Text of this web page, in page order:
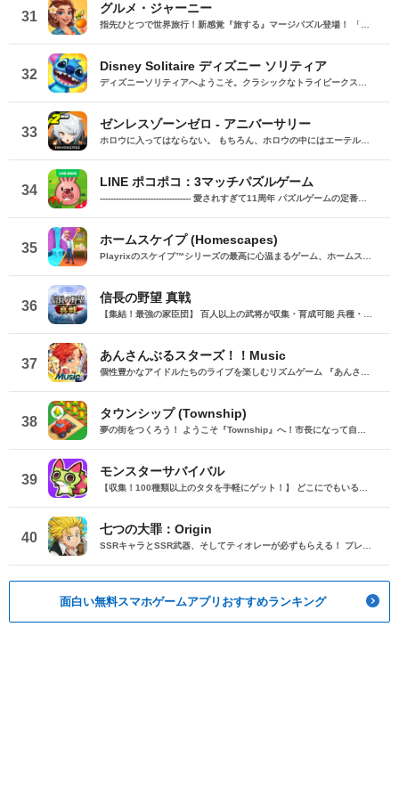
31
グルメ・ジャーニー
32
Disney Solitaire ディズニー ソリティア
33
ゼンレスゾーンゼロ - アニバーサリー
ホロウに入ってはならない。 もちろん、ホロウの中にはエーテル資源、異化の産物、さらには旧文明の遺跡など、貴重な宝が溢れている。 しかし、忘れてはいけない。ホロウの中は混沌に満ちた空間。そこでは化け物が猛威を振るい、異変が絶えず起きている。ホロウとは世界を吞み込む災害であり、常人が行くべき場所ではない。 だから、入ってはならないのだ。 少なくとも、「一人」では絶対にだめだ。 どうしても火中に飛び込みたいというなら、新エリー都へ行くといい。 様々な人間が入り混じる新エリー都は、ホロウを必要とする者たちで溢れかえっている——たとえば権力を笠に着る財閥、街中にはびこるギャング、影で陰謀を企てる狂人、あるいは冷酷無情な官僚。 新エリー都で周到に準備を整え、実力のある仲間を集めろ。そして、もっとも大切なのは—— 「プロキシ」を見つけることだ。 彼らのガイドなしに、迷宮のようなホロウを進むことは不可能だろう。 では、グッドラック。 HoYoverseが贈る最新3Dアクションゲーム――『ゼンレスゾーンゼロ』。物語の舞台となるのは、謎の超自然災害——「ホロウ」に見舞われた近未来。 二つの身分、異なる生活 物語の舞台となるのは、謎の超自然災害——「ホロウ」に見舞われた近未来。災害が絶えぬ終焉の世界に、異色を放つ、とあるひとつの都市が現れた——「新エリー都」、それは「ホロウ」と共生する技術を持つ、この世における最後の「オアシス」。様々な勢力がひしめき合い、混乱、喧噪、危険や活気に満ちた新エリー都で、あなたはホロウと都市を繋ぐ数少ない重要な存在——「プロキシ」という名の特殊な仕事を請け負う専門家となる。あなただけの物語が、今ここに始まる。 チームを組み、ハイスピードな戦闘に挑む HoYoverseが贈る最新3Dアクションゲーム『ゼンレスゾーンゼロ』では、爽快なバトル体験が楽しめる。3人のチームを組んで、通常攻撃と特殊スキルで畳みかけ、回避とガードで攻撃を受け流す。エネミーが「ブレイク状態」になったら、連携スキルを発動して華麗にフィニッシュするチャンスだ。エネミーにはそれぞれ特性があり、弱点を利用して打ち勝とう。 ユニークな映像と音楽、没入する体験 独特なアートスタイルとビジュアルデザインを誇る『ゼンレスゾーンゼロ』。繊細な表情で生き生き動くキャラクターたちと一緒に、ドタバタでユーモラスな物語の中にあなただけの伝説を築き上げよう。もちろん、大物のお出ましには専用のBGMがつきもの。最高の音楽で彩られた新エリー都での生活は、忘れられない瞬間の数々を心に刻む。 入り乱れる勢力、奇妙な邂逅 「Random Play」がビデオテープなしで回らないように、「プロキシ」には「エージェント」が不可欠だ。新エリー都では、いつも思いもよらぬ来客があなたの店の戸を叩く。純真そうでかわいい外見に惑わされたり、目つきの悪いマッチョに怯えたり、抜け毛まみれになるモフモフをちょっとウザがったり…するよりも、心を開いて話してみるほうがいい。様々な人生に足を踏み入れてみることで、あなたの力となる助っ人は増えていく。この先に続く道はまだまだ長いが、お互い支え合えばもっと先へ行けるはずだ。 公式サイト：https://zenless.hoyoverse.com/ja-jp/ Twitter: https://twitter.com/ZZZ_JP YouTube: https://www.youtube.com/@ZZZ_JP 公式コミュニティ：https://www.hoyolab.com/accountCenter/postList?id=219270333&lang=ja-jp Instagram: https://www.instagram.com/zzz.official.en/ Discord: https://discord.com/invite/zenlesszonezero TikTok: https://www.tiktok.com/@zenlesszonezero Reddit: https://www.reddit.com/r/ZZZ_Official/ Twitch: https://www.twitch.tv/zenlesszonezerojp Telegram: https://t.me/zzz_official カスタマーサポート：
34
LINE ポコポコ：3マッチパズルゲーム
35
ホームスケイプ (Homescapes)
36
信長の野望 真戦
37
あんさんぶるスターズ！！Music
38
タウンシップ (Township)
39
モンスターサバイバル
40
七つの大罪：Origin
面白い無料スマホゲームアプリおすすめランキング